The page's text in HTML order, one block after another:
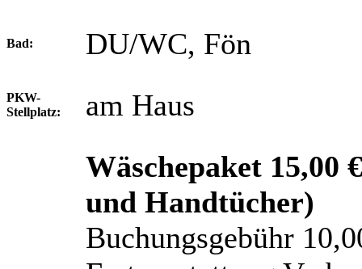
Bad: DU/WC, Fön
PKW-
Stellplatz:
am Haus
Wäschepaket 15,00
und Handtücher)
Buchungsgebühr